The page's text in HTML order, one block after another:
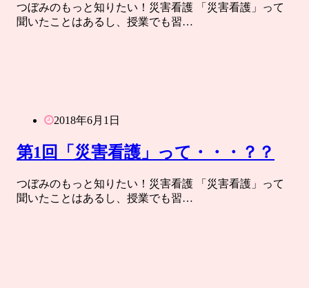
つぼみのもっと知りたい！災害看護 「災害看護」って
聞いたことはあるし、授業でも習…
2018年6月1日
第1回「災害看護」って・・・？？
つぼみのもっと知りたい！災害看護 「災害看護」って
聞いたことはあるし、授業でも習…